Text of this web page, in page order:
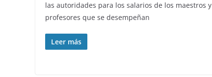
las autoridades para los salarios de los maestros y
profesores que se desempeñan
Leer más